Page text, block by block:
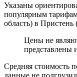
Указаны
популярным
область) в Пристень
Цены не
представлены
Средняя стоимость
данные не